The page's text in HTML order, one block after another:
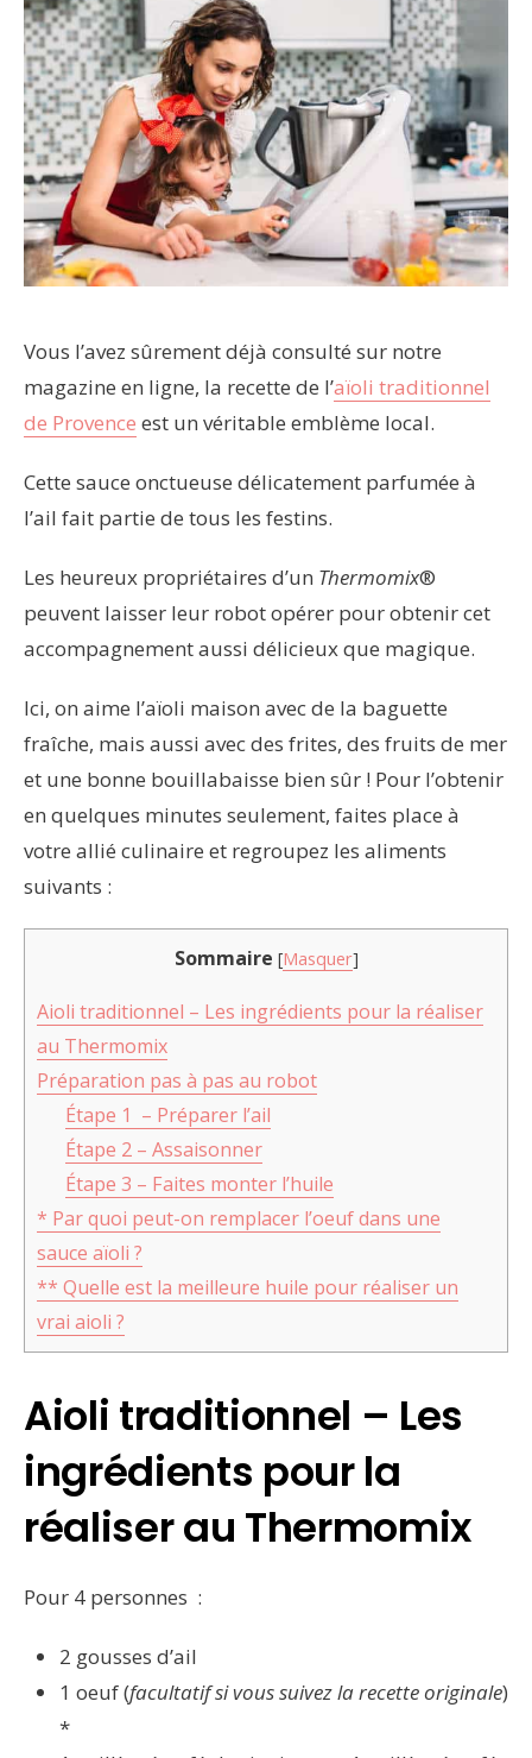
Vous l’avez sûrement déjà consulté sur notre
magazine en ligne, la recette de l’aïoli traditionnel
de Provence est un véritable emblème local.
Cette sauce onctueuse délicatement parfumée à
l’ail fait partie de tous les festins.
Les heureux propriétaires d’un Thermomix®
peuvent laisser leur robot opérer pour obtenir cet
accompagnement aussi délicieux que magique.
Ici, on aime l’aïoli maison avec de la baguette
fraîche, mais aussi avec des frites, des fruits de mer
et une bonne bouillabaisse bien sûr ! Pour l’obtenir
en quelques minutes seulement, faites place à
votre allié culinaire et regroupez les aliments
suivants :
Sommaire [Masquer]
Aioli traditionnel – Les ingrédients pour la réaliser
au Thermomix
Préparation pas à pas au robot
Étape 1 – Préparer l’ail
Étape 2 – Assaisonner
Étape 3 – Faites monter l’huile
* Par quoi peut-on remplacer l’oeuf dans une
sauce aïoli ?
** Quelle est la meilleure huile pour réaliser un
vrai aioli ?
Aioli traditionnel – Les
ingrédients pour la
réaliser au Thermomix
Pour 4 personnes :
2 gousses d’ail
1 oeuf (facultatif si vous suivez la recette originale)
*